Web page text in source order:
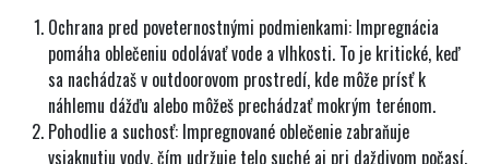
Ochrana pred poveternostnými podmienkami: Impregnácia
pomáha oblečeniu odolávať vode a vlhkosti. To je kritické, keď
sa nachádzaš v outdoorovom prostredí, kde môže prísť k
náhlemu dážďu alebo môžeš prechádzať mokrým terénom.
Pohodlie a suchosť: Impregnované oblečenie zabraňuje
vsiaknutiu vody, čím udržuje telo suché aj pri daždivom počasí.